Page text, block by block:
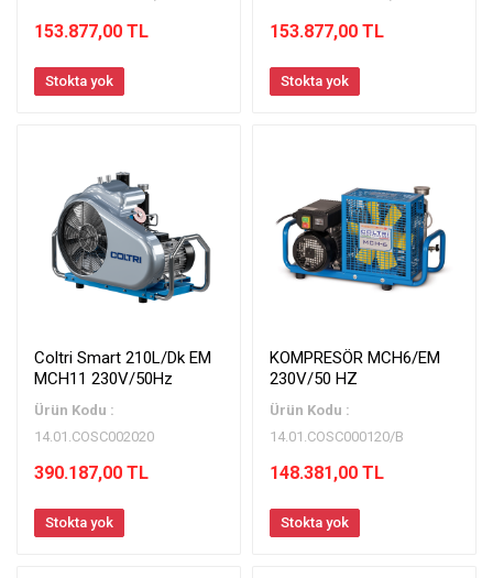
153.877,00 TL
Stokta yok
153.877,00 TL
Stokta yok
Coltri Smart 210L/Dk EM
MCH11 230V/50Hz
Ürün Kodu :
14.01.COSC002020
390.187,00 TL
Stokta yok
KOMPRESÖR MCH6/EM
230V/50 HZ
Ürün Kodu :
14.01.COSC000120/B
148.381,00 TL
Stokta yok